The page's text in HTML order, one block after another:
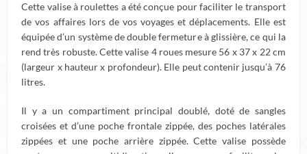
Cette valise à roulettes a été conçue pour faciliter le transport
de vos affaires lors de vos voyages et déplacements. Elle est
équipée d’un système de double fermeture à glissière, ce qui la
rend très robuste. Cette valise 4 roues mesure 56 x 37 x 22 cm
(largeur x hauteur x profondeur). Elle peut contenir jusqu’à 76
litres.
Il y a un compartiment principal doublé, doté de sangles
croisées et d’une poche frontale zippée, des poches latérales
zippées et une poche arrière zippée. Cette valise possède